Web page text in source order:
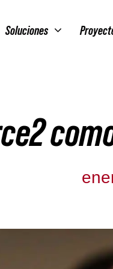
Soluciones